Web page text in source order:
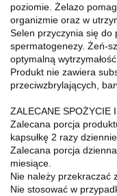
poziomie. Żelazo
organizmie oraz w
Selen przyczynia się do
spermatogenezy. Żeń-
optymalną
Produkt nie zawiera
przeciwzbrylających,
ZALECANE SPOŻYCIE
Zalecana porcja
kapsułkę 2 razy
Zalecana porcja
miesiące.
Nie należy przekraczać
Nie stosować w